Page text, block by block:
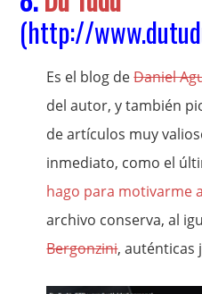
(http://
Es el blog deDaniel
del autor, y también
de artículos muy
inmediato, como el
hago para motivarme
archivo conserva, al
Bergonzini, auténticas